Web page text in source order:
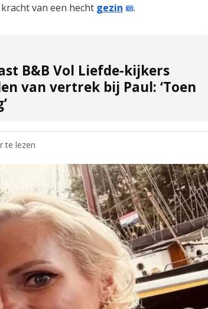
van een hecht gezin .
B&B Vol Liefde-kijkers
van vertrek bij Paul: ‘Toen
te lezen